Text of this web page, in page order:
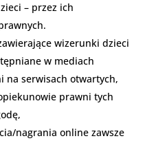
– przez ich
wizerunki dzieci
w mediach
na serwisach otwartych,
prawni tych
nagrania online zawsze